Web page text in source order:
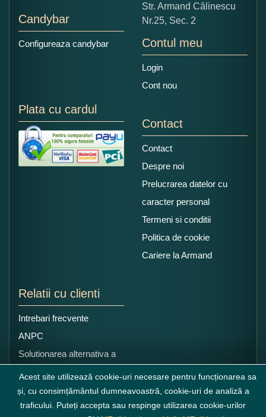
Candybar
Configureaza candybar
Str. Armand Călinescu
Nr.25, Sec. 2
Contul meu
Login
Cont nou
Plata cu cardul
Contact
Contact
Despre noi
Prelucrarea datelor cu
caracter personal
Termeni si conditii
Politica de cookie
Cariere la Armand
Relatii cu clienti
Intrebari frecvente
ANPC
Solutionarea alternativa a
litigiilor
Acest site utilizează cookie-uri necesare pentru funcționarea sa
și, cu consimțământul dumneavoastră, cookie-uri de analiză a
traficului. Puteți accepta sau respinge utilizarea cookie-urilor